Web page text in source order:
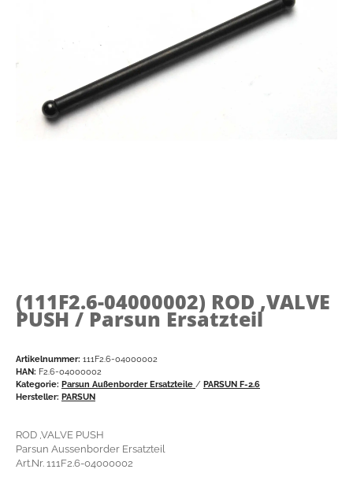
(111F2.6-04000002) ROD ,VALVE
PUSH / Parsun Ersatzteil
Artikelnummer: 111F2.6-04000002
HAN: F2.6-04000002
Kategorie: Parsun Außenborder Ersatzteile / PARSUN F-2.6
Hersteller: PARSUN
ROD ,VALVE PUSH
Parsun Aussenborder Ersatzteil
Art.Nr. 111F2.6-04000002